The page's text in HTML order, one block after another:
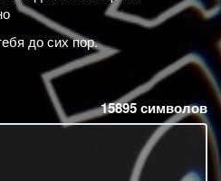
до сих пор.
15895символов